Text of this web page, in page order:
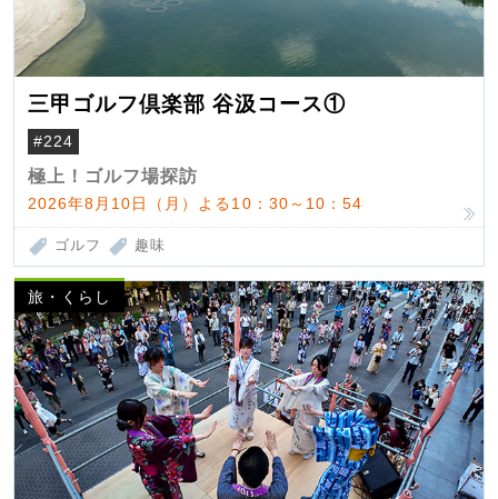
三甲ゴルフ倶楽部 谷汲コース①
#224
極上！ゴルフ場探訪
2026年8月10日（月）よる10：30～10：54
ゴルフ 趣味
旅・くらし